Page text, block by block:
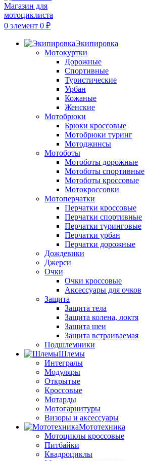
0 элемент 0 ₽
Экипировка
Мотокуртки
Дорожные
Спортивные
Туристические
Урбан
Кожаные
Женские
Мотобрюки
Брюки кроссовые
Мотобрюки туринг
Мотоджинсы
Мотоботы
Мотоботы дорожные
Мотоботы спортивные
Мотоботы кроссовые
Мотокроссовки
Мотоперчатки
Перчатки кроссовые
Перчатки спортивные
Перчатки туринговые
Перчатки урбан
Перчатки дорожные
Дождевики
Джерси
Очки
Очки кроссовые
Аксессуары для очков
Защита
Защита тела
Защита колена, локтя
Защита шеи
Защита встраиваемая
Подшлемники
Шлемы
Интегралы
Модуляры
Открытые
Кроссовые
Мотарды
Мотогарнитуры
Визоры и аксессуары
Мототехника
Мотоциклы кроссовые
Питбайки
Квадроциклы